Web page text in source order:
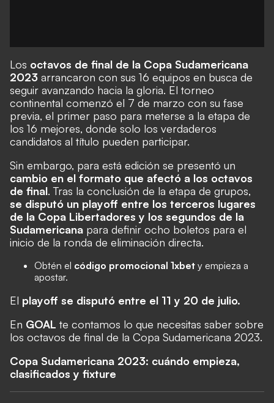
Los octavos de final de la Copa Sudamericana
2023 arrancaron con sus 16 equipos en busca de
seguir avanzando hacia la gloria. El torneo
continental comenzó el 7 de marzo con su fase
previa, el primer paso para meterse a la etapa de
los 16 mejores, donde solo los verdaderos
candidatos al título pueden participar.
Sin embargo, para está edición se presentó un
cambio en el formato que afectó a los octavos
de final. Tras la conclusión de la etapa de grupos,
se disputó un playoff entre los terceros lugares
de la Copa Libertadores y los segundos de la
Sudamericana para definir ocho boletos para el
inicio de la ronda de eliminación directa.
Obtén el código promocional 1xbet y empieza a
apostar.
El playoff se disputó entre el 11 y 20 de julio.
En GOAL te contamos lo que necesitas saber sobre
los octavos de final de la Copa Sudamericana 2023.
Copa Sudamericana 2023: cuándo empieza,
clasificados y fixture